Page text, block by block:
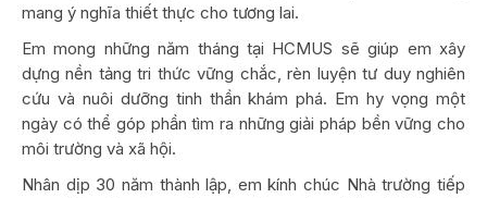
mang ý nghĩa thiết thực cho tương lai.
Em mong những năm tháng tại HCMUS sẽ giúp em xây
dựng nền tảng tri thức vững chắc, rèn luyện tư duy nghiên
cứu và nuôi dưỡng tinh thần khám phá. Em hy vọng một
ngày có thể góp phần tìm ra những giải pháp bền vững cho
môi trường và xã hội.
Nhân dịp 30 năm thành lập, em kính chúc Nhà trường tiếp